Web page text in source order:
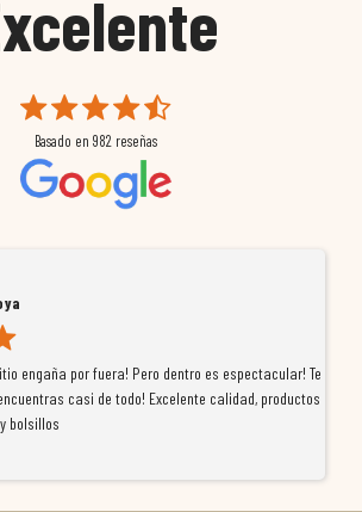
Basado en 982 reseñas
engaña por fuera! Pero dentro es espectacular! Te
casi de todo! Excelente calidad, productos
bolsillos